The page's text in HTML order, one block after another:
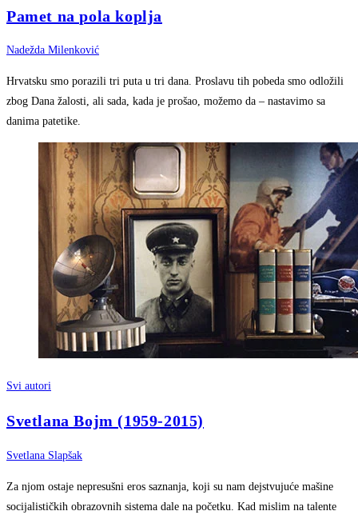
Pamet na pola koplja
Nadežda Milenković
Hrvatsku smo porazili tri puta u tri dana. Proslavu tih pobeda smo odložili
zbog Dana žalosti, ali sada, kada je prošao, možemo da – nastavimo sa
danima patetike.
Svi autori
Svetlana Bojm (1959-2015)
Svetlana Slapšak
Za njom ostaje nepresušni eros saznanja, koji su nam dejstvujuće mašine
socijalističkih obrazovnih sistema dale na početku. Kad mislim na talente